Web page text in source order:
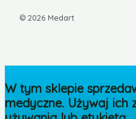
© 2026 Medart
W tym sklepie
medyczne. Używaj ich